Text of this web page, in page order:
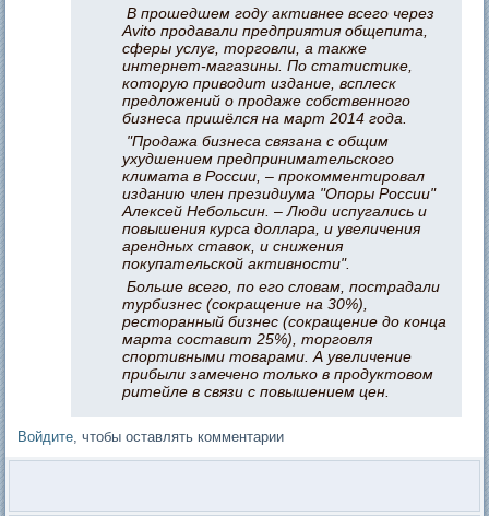
В прошедшем году активнее всего через
Avito продавали предприятия общепита,
сферы услуг, торговли, а также
интернет-магазины. По статистике,
которую приводит издание, всплеск
предложений о продаже собственного
бизнеса пришёлся на март 2014 года.
"Продажа бизнеса связана с общим
ухудшением предпринимательского
климата в России, – прокомментировал
изданию член президиума "Опоры России"
Алексей Небольсин. – Люди испугались и
повышения курса доллара, и увеличения
арендных ставок, и снижения
покупательской активности".
Больше всего, по его словам, пострадали
турбизнес (сокращение на 30%),
ресторанный бизнес (сокращение до конца
марта составит 25%), торговля
спортивными товарами. А увеличение
прибыли замечено только в продуктовом
ритейле в связи с повышением цен.
Войдите , чтобы оставлять комментарии